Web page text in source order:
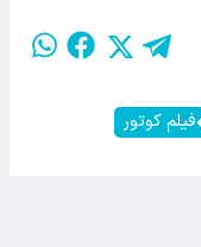
فیلم کوتور